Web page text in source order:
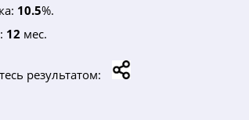
10.5%.
12 мес.
результатом: